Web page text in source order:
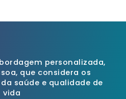
personalizada,
que considera os
saúde e qualidade de
vida